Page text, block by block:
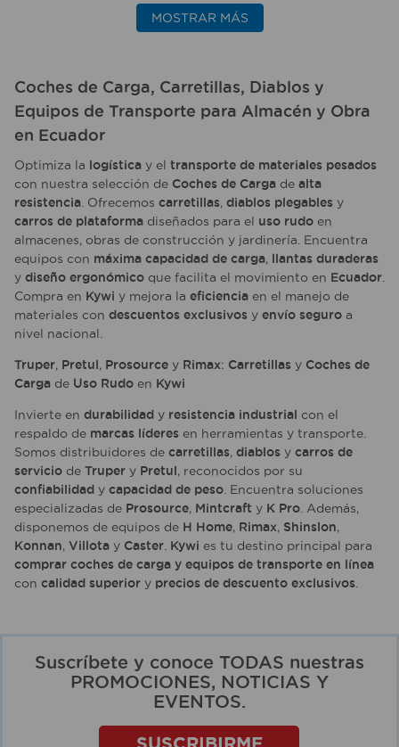
MOSTRAR MÁS
Coches de Carga, Carretillas, Diablos y
Equipos de Transporte para Almacén y Obra
en Ecuador
Optimiza la logística y el transporte de materiales pesados
con nuestra selección de Coches de Carga de alta
resistencia . Ofrecemos carretillas, diablos plegables y
carros de plataforma diseñados para el uso rudo en
almacenes, obras de construcción y jardinería. Encuentra
equipos con máxima capacidad de carga, llantas duraderas
y diseño ergonómico que facilita el movimiento en Ecuador
Compra en Kywi y mejora la eficiencia en el manejo de
materiales con descuentos exclusivos y envío seguro a
nivel nacional.
Truper, Pretul, Prosource y Rimax: Carretillas y Coches de
Carga de Uso Rudo en Kywi
Invierte en durabilidad y resistencia industrial con el
respaldo de marcas líderes en herramientas y transporte.
Somos distribuidores de carretillas, diablos y carros de
servicio de Truper y Pretul, reconocidos por su
confiabilidad y capacidad de peso . Encuentra soluciones
especializadas de Prosource, Mintcraft y K Pro . Además,
disponemos de equipos de H Home, Rimax, Shinslon,
Konnan, Villota y Caster Kywi es tu destino principal para
comprar coches de carga y equipos de transporte en línea
con calidad superior y precios de descuento exclusivos
Suscríbete y conoce TODAS nuestras
PROMOCIONES, NOTICIAS Y
EVENTOS.